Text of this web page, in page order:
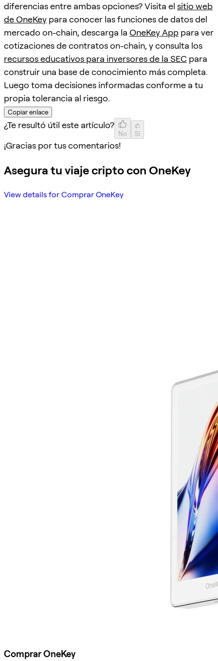
diferencias entre ambas opciones? Visita el sitio web
de OneKey para conocer las funciones de datos del
mercado on-chain, descarga la OneKey App para ver
cotizaciones de contratos on-chain, y consulta los
recursos educativos para inversores de la SEC para
construir una base de conocimiento más completa.
Luego toma decisiones informadas conforme a tu
propia tolerancia al riesgo.
Copiar enlace
¿Te resultó útil este artículo?
No Sí
¡Gracias por tus comentarios!
Asegura tu viaje cripto con OneKey
View details for Comprar OneKey
Comprar OneKey